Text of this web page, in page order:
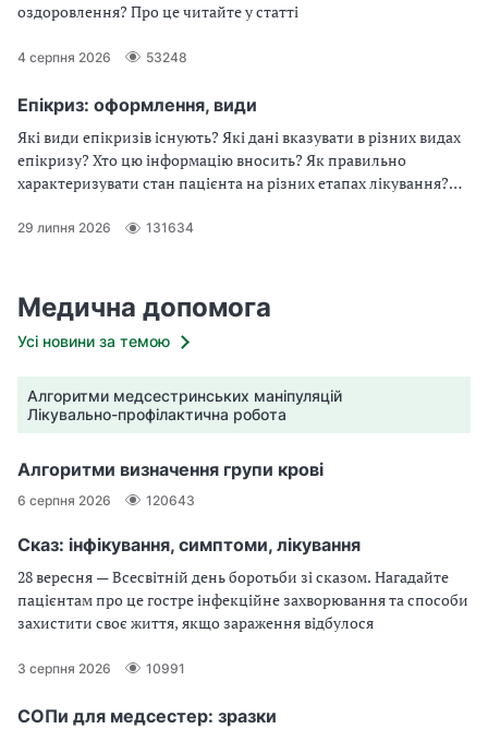
оздоровлення? Про це читайте у статті
4 серпня 2026 53248
Епікриз: оформлення, види
Які види епікризів існують? Які дані вказувати в різних видах
епікризу? Хто цю інформацію вносить? Як правильно
характеризувати стан пацієнта на різних етапах лікування?
29 липня 2026 131634
Медична допомога
Усі новини за темою
Алгоритми медсестринських маніпуляцій
Лікувально-профілактична робота
Алгоритми визначення групи крові
6 серпня 2026 120643
Сказ: інфікування, симптоми, лікування
28 вересня — Всесвітній день боротьби зі сказом. Нагадайте
пацієнтам про це гостре інфекційне захворювання та способи
захистити своє життя, якщо зараження відбулося
3 серпня 2026 10991
СОПи для медсестер: зразки